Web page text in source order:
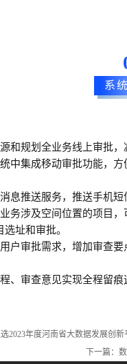
系
和规划全业务线上审批
中集成移动审批功能，
息推送服务，推送手机
务涉及空间位置的项目
址和审批。
户审批需求，增加审查
、审查意见实现全程留
2023年度河南省大数据发展创新
下一篇：